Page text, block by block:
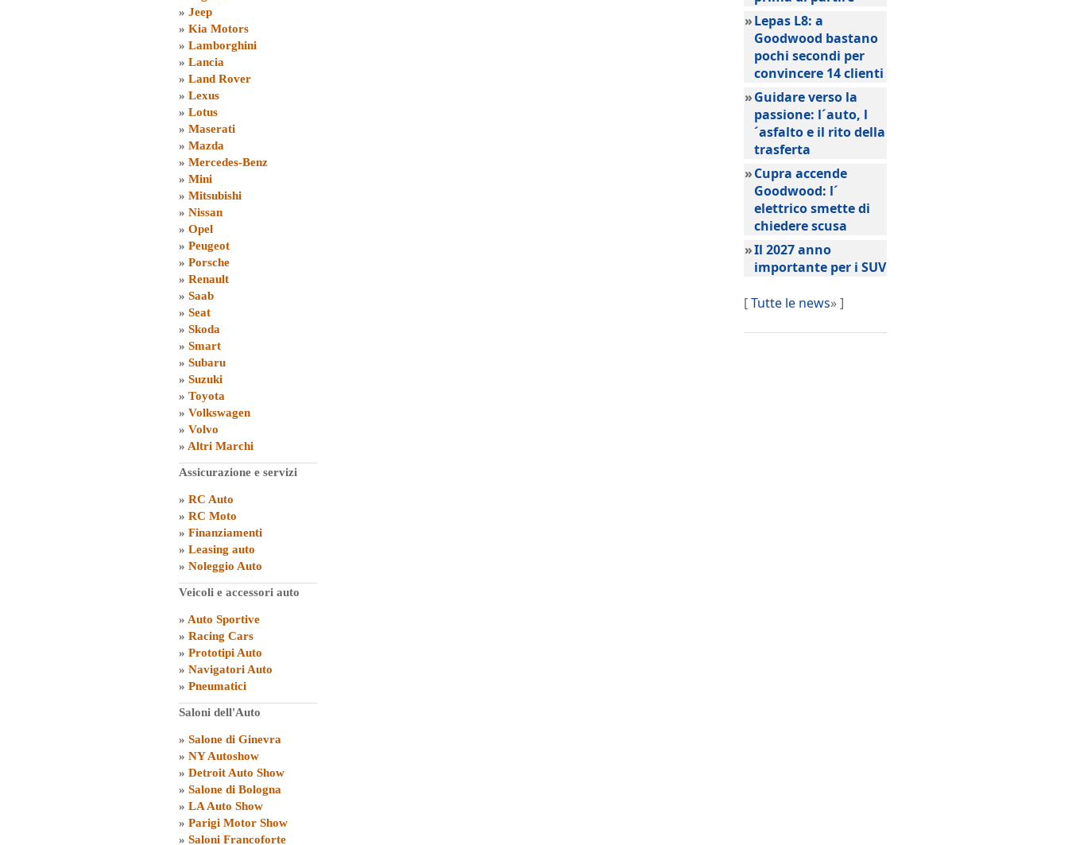
» Jeep
» Kia Motors
» Lamborghini
» Lancia
» Land Rover
» Lexus
» Lotus
» Maserati
» Mazda
» Mercedes-Benz
» Mini
» Mitsubishi
» Nissan
» Opel
» Peugeot
» Porsche
» Renault
» Saab
» Seat
» Skoda
» Smart
» Subaru
» Suzuki
» Toyota
» Volkswagen
» Volvo
» Altri Marchi
Assicurazione e servizi
» RC Auto
» RC Moto
» Finanziamenti
» Leasing auto
» Noleggio Auto
Veicoli e accessori auto
» Auto Sportive
» Racing Cars
» Prototipi Auto
» Navigatori Auto
» Pneumatici
Saloni dell'Auto
» Salone di Ginevra
» NY Autoshow
» Detroit Auto Show
» Salone di Bologna
» LA Auto Show
» Parigi Motor Show
» Saloni Francoforte
»Lepas L8: a
Goodwood bastano
pochi secondi per
convincere 14 clienti
»Guidare verso la
passione: l´auto, l
´asfalto e il rito della
trasferta
»Cupra accende
Goodwood: l´
elettrico smette di
chiedere scusa
»Il 2027 anno
importante per i SUV
[Tutte le news» ]